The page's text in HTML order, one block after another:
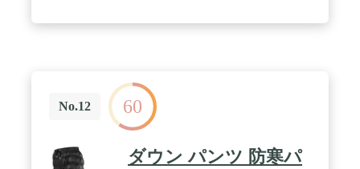
No.12 60
ダウン パンツ 防寒パ